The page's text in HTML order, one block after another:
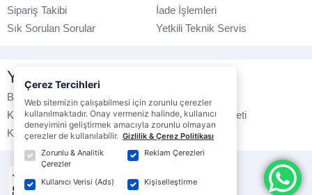
Sipariş Takibi
İade İşlemleri
Sık Sorulan Sorular
Yetkili Teknik Servis
Yasal Bilgilendirme
Banka Hesap No
Çerez Politikası
Kullanım Koşulları
Ticari Elektronik İleti
K.V.K.K. Politikası
Veri Gizliliği
Çerez Tercihleri
Web sitemizin çalışabilmesi için zorunlu çerezler
kullanılmaktadır. Onay vermeniz halinde, kullanıcı
deneyimini geliştirmek amacıyla zorunlu olmayan
çerezler de kullanılabilir. Gizlilik & Çerez Politikası
Zorunlu & Analitik
Çerezler
Reklam Çerezleri
Kullanıcı Verisi (Ads) Kişiselleştirme